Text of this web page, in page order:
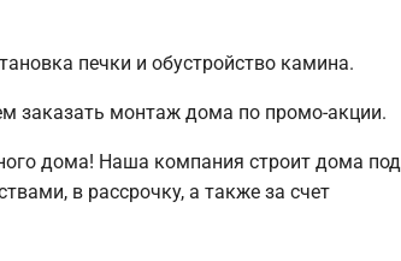
печки и обустройство камина.
заказать монтаж дома по промо-акции.
дома! Наша компания строит дома под
в рассрочку, а также за счет